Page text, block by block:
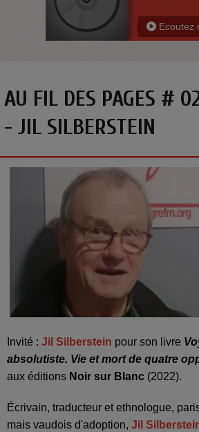
Ecoutez
AU FIL DES PAGES #
- JIL SILBERSTEIN
Invité : Jil Silberstein pour son livre
absolutiste. Vie et mort de quatre
aux éditions Noir sur Blanc (2022).
Écrivain, traducteur et ethnologue,
mais vaudois d'adoption, Jil